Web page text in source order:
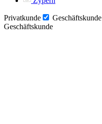
Privatkunde
Geschäftskunde
Geschäftskunde